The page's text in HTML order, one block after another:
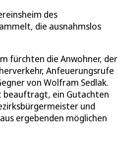
des
die ausnahmslos
fürchten die Anwohner, der
Anfeuerungsrufe
von Wolfram Sedlak.
beauftragt, ein Gutachten
und
ergebenden möglichen